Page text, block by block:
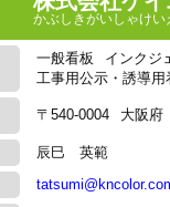
かぶしきがいしゃけい
一般看板 インクジ
工事用公示・誘導用
〒540-0004 大阪府
辰巳 英範